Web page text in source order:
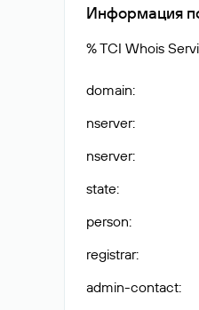
Информация
% TCI Whois
domain:
nserver:
nserver:
state:
person:
registrar:
admin-contact: